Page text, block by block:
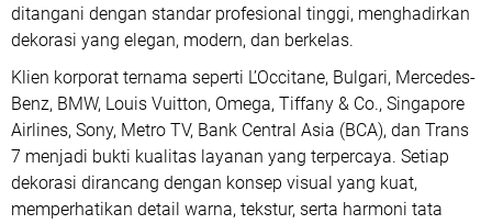
ditangani dengan standar profesional tinggi, menghadirkan
dekorasi yang elegan, modern, dan berkelas.
Klien korporat ternama seperti L’Occitane, Bulgari, Mercedes-
Benz, BMW, Louis Vuitton, Omega, Tiffany & Co., Singapore
Airlines, Sony, Metro TV, Bank Central Asia (BCA), dan Trans
7 menjadi bukti kualitas layanan yang terpercaya. Setiap
dekorasi dirancang dengan konsep visual yang kuat,
memperhatikan detail warna, tekstur, serta harmoni tata